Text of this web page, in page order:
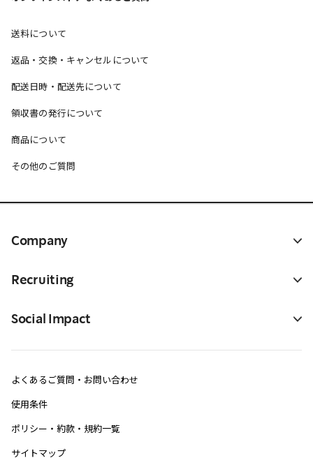
送料について
返品・交換・キャンセルについて
配送日時・配送先について
領収書の発行について
商品について
その他のご質問
Company
Recruiting
Social Impact
よくあるご質問・お問い合わせ
使用条件
ポリシー・約款・規約一覧
サイトマップ